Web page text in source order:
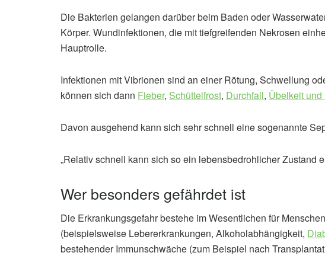
Die Bakterien gelangen darüber beim Baden oder
Körper. Wundinfektionen, die mit tiefgreifenden Nekrosen
Hauptrolle.
Infektionen mit Vibrionen sind an einer Rötung, Schwellung
können sich dann Fieber, Schüttelfrost, Durchfall, Übelkeit und
Davon ausgehend kann sich sehr schnell eine sogenannte
„Relativ schnell kann sich so ein lebensbedrohlicher Zustand
Wer besonders gefährdet ist
Die Erkrankungsgefahr bestehe im Wesentlichen für
(beispielsweise Lebererkrankungen, Alkoholabhängigkeit,
bestehender Immunschwäche (zum Beispiel nach